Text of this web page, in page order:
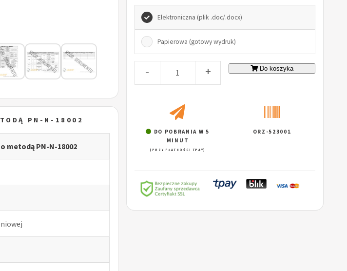
PN-N-18002
metodą PN-N-18002
Elektroniczna (plik .doc/.docx)
Papierowa (gotowy wydruk)
- + Do koszyka
DO POBRANIA W 5
MINUT
(PRZY PŁATNOŚCI TPAY)
ORZ-523001